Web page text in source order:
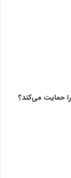
حمایت می‌کند؟